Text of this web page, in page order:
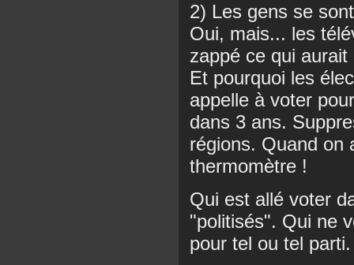
2) Les gens se
Oui, mais... les
zappé ce qui
Et pourquoi les
appelle à voter
dans 3 ans.
régions. Quand on
thermomètre !
Qui est allé voter
"politisés". Qui ne
pour tel ou tel parti.